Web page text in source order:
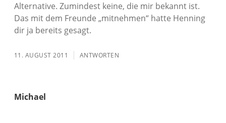
Alternative. Zumindest keine, die mir bekannt ist.
Das mit dem Freunde „mitnehmen“ hatte Henning
dir ja bereits gesagt.
11. AUGUST 2011 ANTWORTEN
Michael